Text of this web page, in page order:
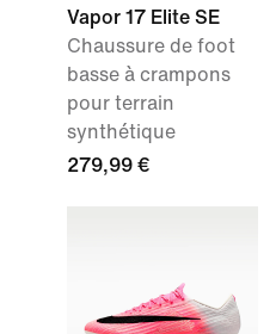
Vapor 17 Elite SE
Chaussure de foot
basse à crampons
pour terrain
synthétique
279,99 €